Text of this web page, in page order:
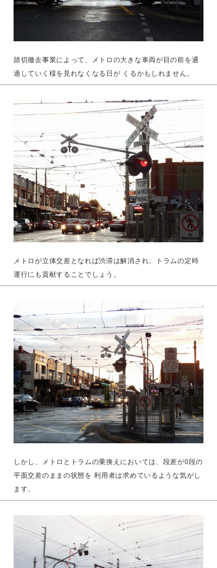
踏切撤去事業によって、メトロの大きな車両が目の前を通
過していく様を見れなくなる日が くるかもしれません。
メトロが立体交差となれば渋滞は解消され、トラムの定時
運行にも貢献することでしょう。
しかし、メトロとトラムの乗換えにおいては、段差が0段の
平面交差のままの状態を 利用者は求めているような気がし
ます。